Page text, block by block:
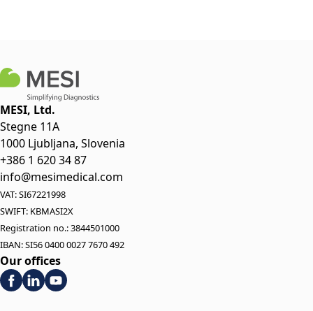
MESI, Ltd.
Stegne 11A
1000 Ljubljana, Slovenia
+386 1 620 34 87
info@mesimedical.com
VAT: SI67221998
SWIFT: KBMASI2X
Registration no.: 3844501000
IBAN: SI56 0400 0027 7670 492
Our offices